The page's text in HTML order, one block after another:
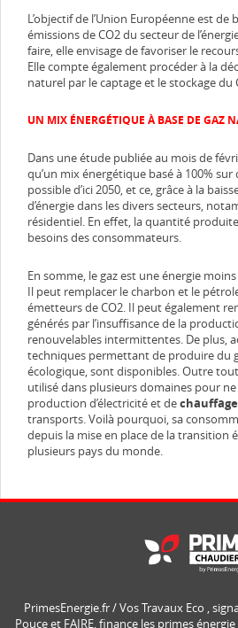
L’objectif de l’Union Européenne est
émissions de CO2 du secteur de
faire, elle envisage de favoriser le
Elle compte également procéder à la
naturel par le captage et le stockage du
UN MIX ÉNERGÉTIQUE À BASE DE GAZ
Dans une étude publiée au mois de
qu’un mix énergétique basé à 100%
possible d’ici 2050, et ce, grâce à la
d’énergie dans les divers secteurs,
résidentiel. En effet, la quantité
besoins des consommateurs.
En somme, le gaz est une énergie
Il peut remplacer le charbon et le
émetteurs de CO2. Il peut également
générés par l’insuffisance de la
renouvelables intermittentes. De plus,
techniques permettant de produire du
écologique, sont disponibles. Outre
utilisé dans plusieurs domaines pour
production d’électricité et dechauffage
transports. Voilà pourquoi, sa
depuis la mise en place de la transition
plusieurs pays du monde.
PrimesEnergie.fr / Vos Travaux Eco ,
Pouce et FAIRE, finance les primes